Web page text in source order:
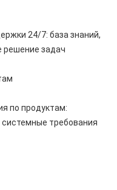
24/7: база знаний,
решение задач
по продуктам:
системные требования